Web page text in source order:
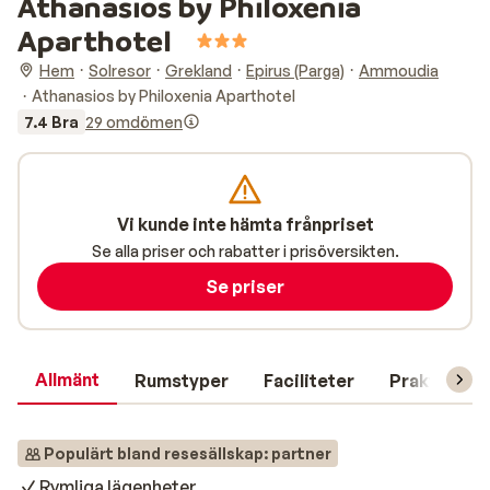
Aparthotel
Hem Solresor Grekland Epirus (Parga)
Ammoudia
Athanasios by Philoxenia Aparthotel
7.4 Bra 29 omdömen
Allmänt Rumstyper Faciliteter Praktisk
Populärt bland resesällskap: partner
Vi kunde inte hämta frånpriset
Se alla priser och rabatter i prisöversikten.
Se priser